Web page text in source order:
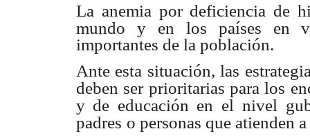
La anemia por deficiencia de
mundo y en los países en
importantes de la población.
Ante esta situación, las
deben ser prioritarias para los
y de educación en el nivel
padres o personas que atienden